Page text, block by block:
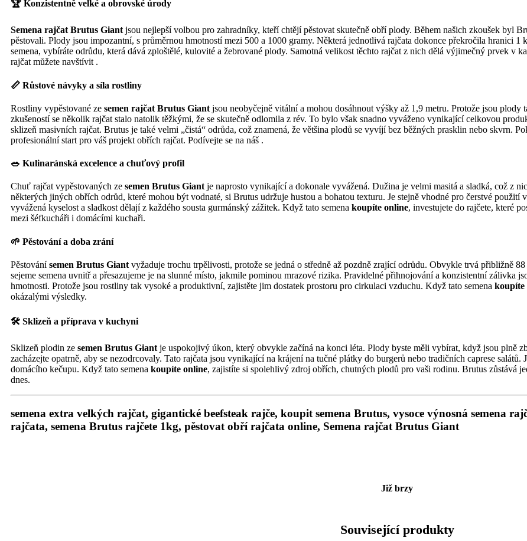
🏆 Konzistentně velké a obrovské úrody
Semena rajčat Brutus Giant jsou nejlepší volbou pro zahradníky, kteří chtějí pěstovat skutečně obří plody. Během našich zkoušek byl
pěstovali. Plody jsou impozantní, s průměrnou hmotností mezi 500 a 1000 gramy. Některá jednotlivá rajčata dokonce překročila hranici
semena, vybíráte odrůdu, která dává zploštělé, kulovité a žebrované plody. Samotná velikost těchto rajčat z nich dělá výjimečný prvek v
rajčat můžete navštívit .
📏 Růstové návyky a síla rostliny
Rostliny vypěstované ze semen rajčat Brutus Giant jsou neobyčejně vitální a mohou dosáhnout výšky až 1,9 metru. Protože jsou
zkušeností se několik rajčat stalo natolik těžkými, že se skutečně odlomila z rév. To bylo však snadno vyváženo vynikající celkovou
sklizeň masivních rajčat. Brutus je také velmi „čistá“ odrůda, což znamená, že většina plodů se vyvíjí bez běžných prasklin nebo skvrn.
profesionální start pro váš projekt obřích rajčat. Podívejte se na náš .
🥗 Kulinaránská excelence a chuťový profil
Chuť rajčat vypěstovaných ze semen Brutus Giant je naprosto vynikající a dokonale vyvážená. Dužina je velmi masitá a sladká, což z
některých jiných obřích odrůd, které mohou být vodnaté, si Brutus udržuje hustou a bohatou texturu. Je stejně vhodné pro čerstvé
vyvážená kyselost a sladkost dělají z každého sousta gurmánský zážitek. Když tato semena koupíte online, investujete do rajčete, které
mezi šéfkucháři i domácími kuchaři.
🌱 Pěstování a doba zrání
Pěstovánísemen Brutus Giant vyžaduje trochu trpělivosti, protože se jedná o středně až pozdně zrající odrůdu. Obvykle trvá přibližně
sejeme semena uvnitř a přesazujeme je na slunné místo, jakmile pominou mrazové rizika. Pravidelné přihnojování a konzistentní zálivka
hmotnosti. Protože jsou rostliny tak vysoké a produktivní, zajistěte jim dostatek prostoru pro cirkulaci vzduchu. Když tato semena koupíte
okázalými výsledky.
🛠️ Sklizeň a příprava v kuchyni
Sklizeň plodin ze semen Brutus Giantje uspokojivý úkon, který obvykle začíná na konci léta. Plody byste měli vybírat, když jsou plně
zacházejte opatrně, aby se nezodrcovaly. Tato rajčata jsou vynikající na krájení na tučné plátky do burgerů nebo tradičních caprese
domácího kečupu. Když tato semena koupíte online, zajistíte si spolehlivý zdroj obřích, chutných plodů pro vaši rodinu. Brutus zůstává
dnes.
semena extra velkých rajčat, gigantické beefsteak rajče, koupit semena Brutus, vysoce výnosná semena
rajčata, semena Brutus rajčete 1kg, pěstovat obří rajčata online, Semena rajčat Brutus Giant
Již brzy
Související produkty